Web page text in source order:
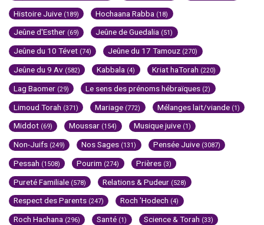
Histoire Juive (189) Hochaana Rabba (18)
Jeûne d'Esther (69) Jeûne de Guedalia (51)
Jeûne du 10 Tévet (74) Jeûne du 17 Tamouz (270)
Jeûne du 9 Av (582) Kabbala (4) Kriat haTorah (220)
Lag Baomer (29) Le sens des prénoms hébraïques (2)
Limoud Torah (371) Mariage (772) Mélanges lait/viande (1)
Middot (69) Moussar (154) Musique juive (1)
Non-Juifs (249) Nos Sages (131) Pensée Juive (3087)
Pessah (1508) Pourim (274) Prières (3)
Pureté Familiale (578) Relations & Pudeur (528)
Respect des Parents (247) Roch 'Hodech (4)
Roch Hachana (296) Santé (1) Science & Torah (33)